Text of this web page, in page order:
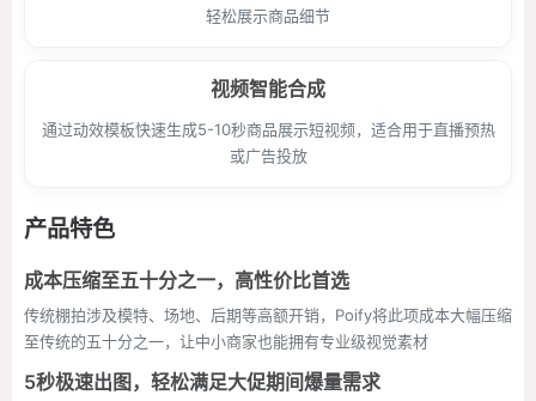
轻松展示商品细节
视频智能合成
通过动效模板快速生成5-10秒商品展示短视频，适合用于直播预热
或广告投放
产品特色
成本压缩至五十分之一，高性价比首选
传统棚拍涉及模特、场地、后期等高额开销，Poify将此项成本大幅压缩
至传统的五十分之一，让中小商家也能拥有专业级视觉素材
5秒极速出图，轻松满足大促期间爆量需求